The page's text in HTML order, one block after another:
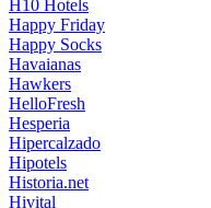
H10 Hotels
Happy Friday
Happy Socks
Havaianas
Hawkers
HelloFresh
Hesperia
Hipercalzado
Hipotels
Historia.net
Hivital